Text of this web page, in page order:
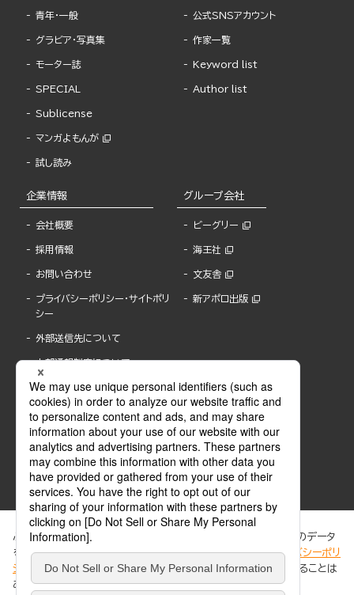
青年・一般
グラビア・写真集
モーター誌
SPECIAL
Sublicense
マンガよもんが
試し読み
公式SNSアカウント
作家一覧
Keyword list
Author list
企業情報
会社概要
採用情報
お問い合わせ
プライバシーポリシー・サイトポリ
シー
外部送信先について
内部通報制度について
グループ会社
ビーグリー
海王社
文友舎
新アポロ出版
ABJマークは、この電子書店・電子書籍配信サービスが、著作権者からコンテンツ使用許諾を
得た正規版配信サービスであることを示す登録商標(登録番号 第6091713号)です。
ぶんか社が運営するサイトでは、利便性向上のためにCookie等のデータ
を使用しています。 当社のCookieについての詳細は、「プライバシーポリ
シー
」をご覧ください。当サイトでは、訪問者の個人情報を追跡することは
ありません。